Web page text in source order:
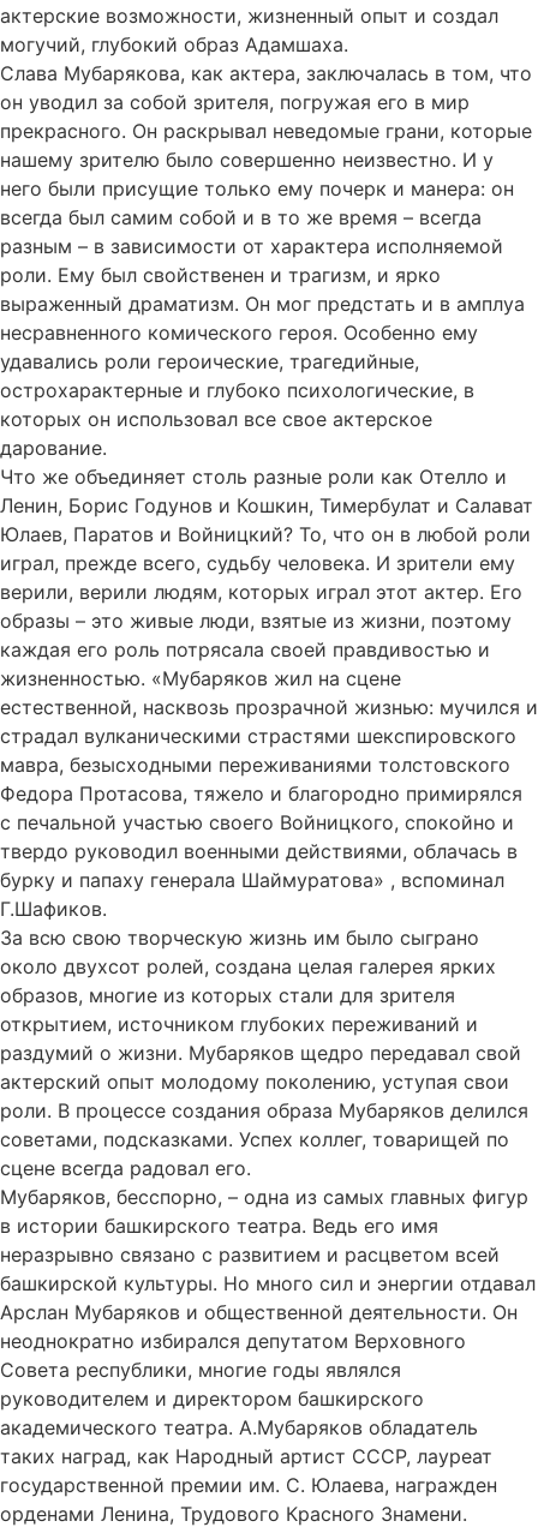
актерские возможности, жизненный опыт и создал
могучий, глубокий образ Адамшаха.
Слава Мубарякова, как актера, заключалась в том, что
он уводил за собой зрителя, погружая его в мир
прекрасного. Он раскрывал неведомые грани, которые
нашему зрителю было совершенно неизвестно. И у
него были присущие только ему почерк и манера: он
всегда был самим собой и в то же время – всегда
разным – в зависимости от характера исполняемой
роли. Ему был свойственен и трагизм, и ярко
выраженный драматизм. Он мог предстать и в амплуа
несравненного комического героя. Особенно ему
удавались роли героические, трагедийные,
острохарактерные и глубоко психологические, в
которых он использовал все свое актерское
дарование.
Что же объединяет столь разные роли как Отелло и
Ленин, Борис Годунов и Кошкин, Тимербулат и Салават
Юлаев, Паратов и Войницкий? То, что он в любой роли
играл, прежде всего, судьбу человека. И зрители ему
верили, верили людям, которых играл этот актер. Его
образы – это живые люди, взятые из жизни, поэтому
каждая его роль потрясала своей правдивостью и
жизненностью. «Мубаряков жил на сцене
естественной, насквозь прозрачной жизнью: мучился и
страдал вулканическими страстями шекспировского
мавра, безысходными переживаниями толстовского
Федора Протасова, тяжело и благородно примирялся
с печальной участью своего Войницкого, спокойно и
твердо руководил военными действиями, облачась в
бурку и папаху генерала Шаймуратова» , вспоминал
Г.Шафиков.
За всю свою творческую жизнь им было сыграно
около двухсот ролей, создана целая галерея ярких
образов, многие из которых стали для зрителя
открытием, источником глубоких переживаний и
раздумий о жизни. Мубаряков щедро передавал свой
актерский опыт молодому поколению, уступая свои
роли. В процессе создания образа Мубаряков делился
советами, подсказками. Успех коллег, товарищей по
сцене всегда радовал его.
Мубаряков, бесспорно, – одна из самых главных фигур
в истории башкирского театра. Ведь его имя
неразрывно связано с развитием и расцветом всей
башкирской культуры. Но много сил и энергии отдавал
Арслан Мубаряков и общественной деятельности. Он
неоднократно избирался депутатом Верховного
Совета республики, многие годы являлся
руководителем и директором башкирского
академического театра. А.Мубаряков обладатель
таких наград, как Народный артист СССР, лауреат
государственной премии им. С. Юлаева, награжден
орденами Ленина, Трудового Красного Знамени.